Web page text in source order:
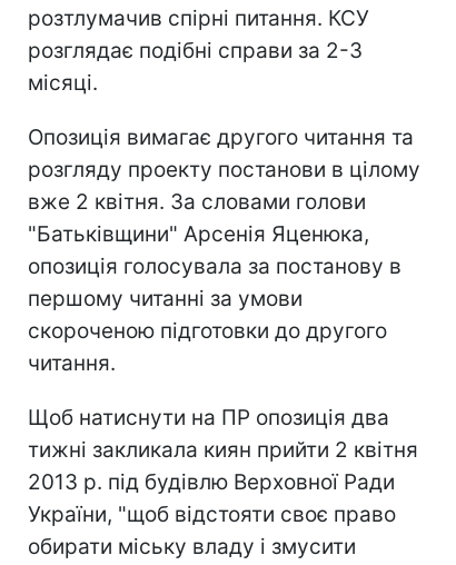
розтлумачив спірні питання. КСУ
розглядає подібні справи за 2-3
місяці.
Опозиція вимагає другого читання та
розгляду проекту постанови в цілому
вже 2 квітня. За словами голови
"Батьківщини" Арсенія Яценюка,
опозиція голосувала за постанову в
першому читанні за умови
скороченою підготовки до другого
читання.
Щоб натиснути на ПР опозиція два
тижні закликала киян прийти 2 квітня
2013 р. під будівлю Верховної Ради
України, "щоб відстояти своє право
обирати міську владу і змусити